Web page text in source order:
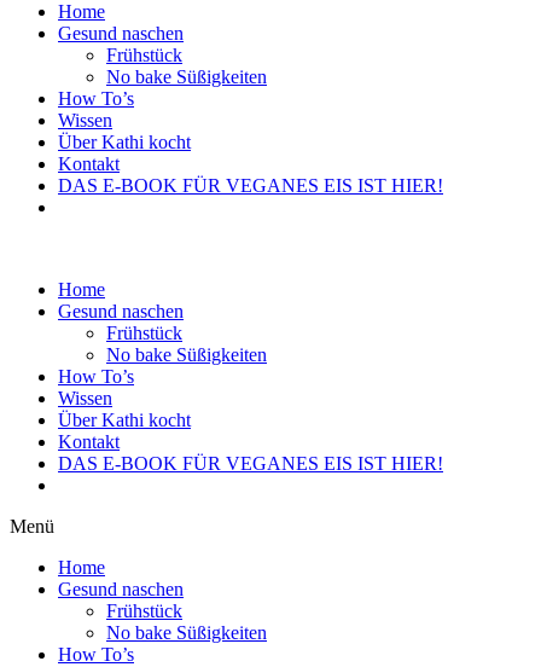
Home
Gesund naschen
Frühstück
No bake Süßigkeiten
How To’s
Wissen
Über Kathi kocht
Kontakt
DAS E-BOOK FÜR VEGANES EIS IST HIER!
Home
Gesund naschen
Frühstück
No bake Süßigkeiten
How To’s
Wissen
Über Kathi kocht
Kontakt
DAS E-BOOK FÜR VEGANES EIS IST HIER!
Menü
Home
Gesund naschen
Frühstück
No bake Süßigkeiten
How To’s